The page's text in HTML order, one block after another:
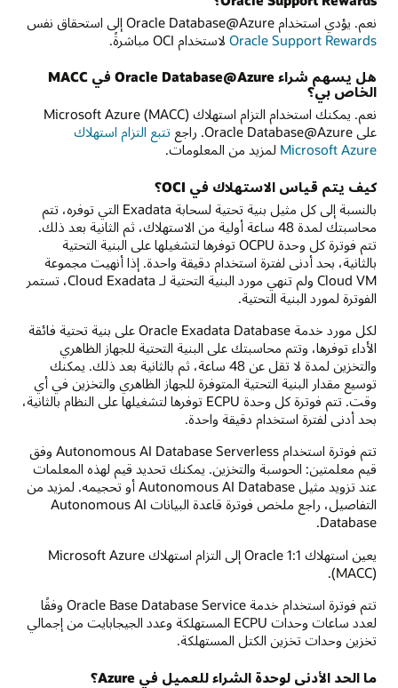
نعم. يؤدي استخدام Oracle Database@Azure إلى استحقاق نفس
Oracle Support Rewards لاستخدام OCI مباشرةً.
هل يسهم شراء Oracle Database@Azure في MACC
الخاص بي؟
نعم. يمكنك استخدام التزام استهلاك Microsoft Azure (MACC)
على Oracle Database@Azure. راجع
تتبع التزام استهلاك
Microsoft Azure لمزيد من المعلومات.
كيف يتم قياس الاستهلاك في OCI؟
بالنسبة إلى كل مثيل بنية تحتية لسحابة Exadata التي توفره، تتم
محاسبتك لمدة 48 ساعة أولية من الاستهلاك، ثم الثانية بعد ذلك.
تتم فوترة كل وحدة OCPU توفرها لتشغيلها على البنية التحتية
بالثانية، بحد أدنى لفترة استخدام دقيقة واحدة. إذا أنهيت مجموعة
Cloud VM ولم تنهي مورد البنية التحتية لـ Cloud Exadata، تستمر
الفوترة لمورد البنية التحتية.
لكل مورد خدمة Oracle Exadata Database على بنية تحتية فائقة
الأداء توفرها، وتتم محاسبتك على البنية التحتية للجهاز الظاهري
والتخزين لمدة لا تقل عن 48 ساعة، ثم بالثانية بعد ذلك. يمكنك
توسيع مقدار البنية التحتية المتوفرة للجهاز الظاهري والتخزين في أي
وقت. تتم فوترة كل وحدة ECPU توفرها لتشغيلها على النظام بالثانية،
بحد أدنى لفترة استخدام دقيقة واحدة.
تتم فوترة استخدام Autonomous AI Database Serverless وفق
قيم معلمتين: الحوسبة والتخزين. يمكنك تحديد قيم لهذه المعلمات
عند تزويد مثيل Autonomous AI Database أو تحجيمه. لمزيد من
التفاصيل، راجع ملخص فوترة قاعدة البيانات Autonomous AI
Database.
يعين استهلاك Oracle 1:1 إلى التزام استهلاك Microsoft Azure
(MACC).
تتم فوترة استخدام خدمة Oracle Base Database Service وفقًا
لعدد ساعات وحدات ECPU المستهلكة وعدد الجيجابايت من إجمالي
تخزين وحدات تخزين الكتل المستهلكة.
ما الحد الأدنى لوحدة الشراء للعميل في Azure؟